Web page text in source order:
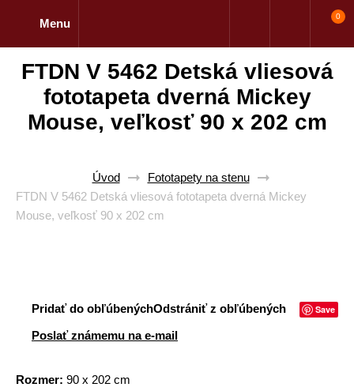
Menu
0
FTDN V 5462 Detská vliesová
fototapeta dverná Mickey
Mouse, veľkosť 90 x 202 cm
Úvod
Fototapety na stenu
FTDN V 5462 Detská vliesová fototapeta dverná Mickey
Mouse, veľkosť 90 x 202 cm
Pridať do obľúbenýchOdstrániť z obľúbených Save
Poslať známemu na e-mail
Rozmer: 90 x 202 cm